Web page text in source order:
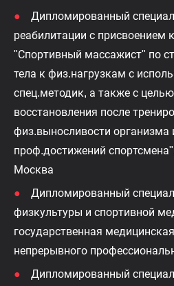
Дипломированный
реабилитации с присвоением
"Спортивный массажист" по
тела к физ.нагрузкам с
спец.методик, а также с
восстановления после
физ.выносливости организма
проф.достижений
Москва
Дипломированный
физкультуры и спортивной
государственная
непрерывного
Дипломированный